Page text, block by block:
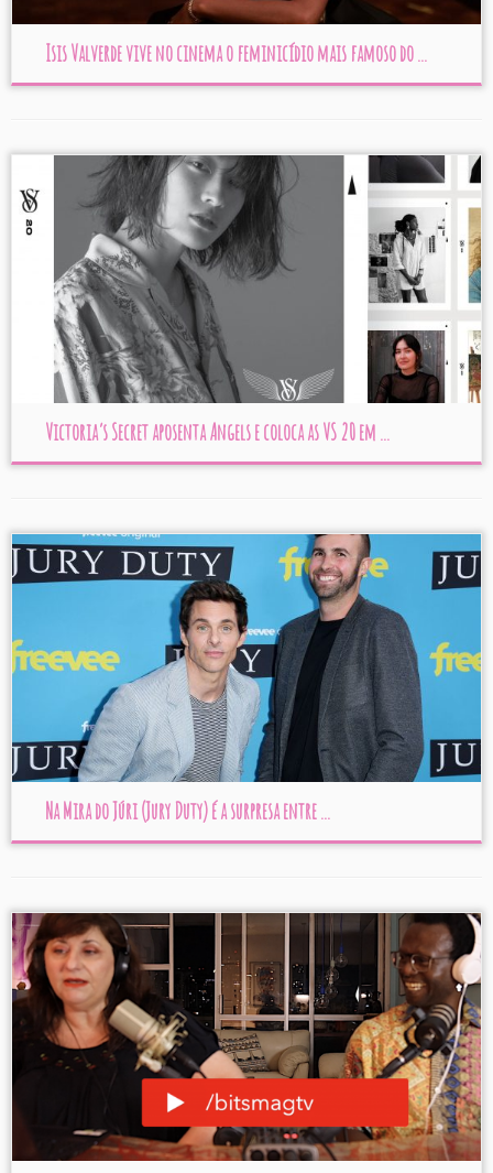
Isis Valverde vive no cinema o feminicídio mais famoso do ...
Victoria’s Secret aposenta Angels e coloca as VS 20 em ...
Na Mira do Júri (Jury Duty) é a surpresa entre ...